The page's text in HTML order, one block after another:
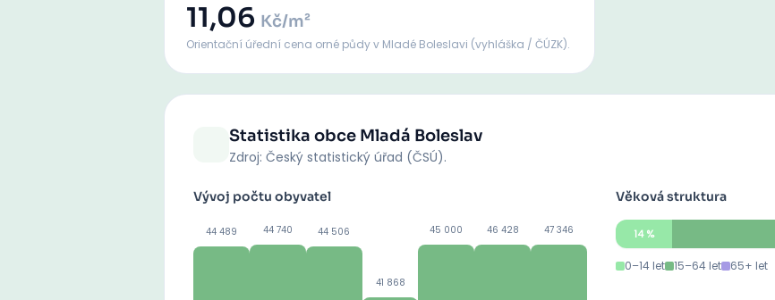
11,06 Kč/m²
Orientační úřední cena orné půdyv Mladé Boleslavi (vyhláška / ČÚZK).
Statistika obce Mladá Boleslav
Zdroj: Český statistický úřad (ČSÚ).
Vývoj počtu obyvatel
44 489 44 740 44 506
41 868
45 000 46 428 47 346
Věková struktura
14%
0–14 let 15–64 let 65+ let